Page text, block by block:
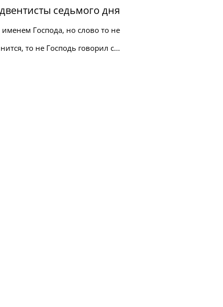
седьмого дня
именем Господа, но слово то не
то не Господь говорил с...